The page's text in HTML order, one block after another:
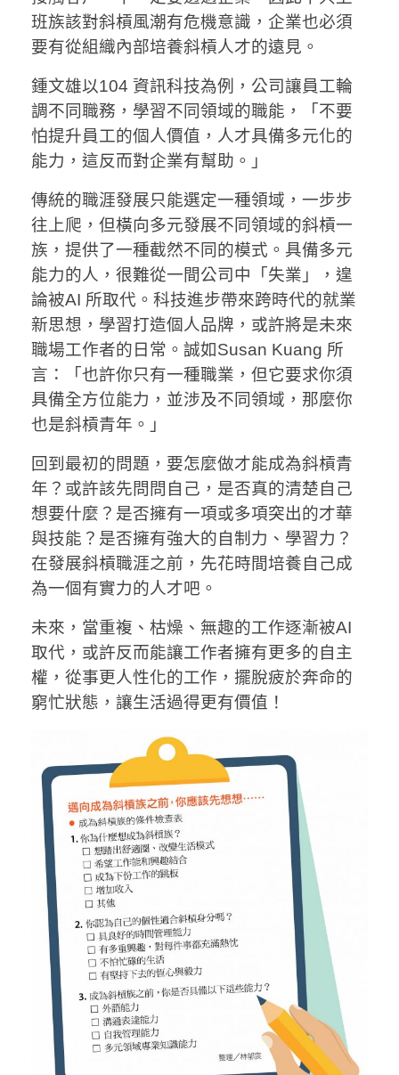
班族該對斜槓風潮有危機意識，企業也必須
要有從組織內部培養斜槓人才的遠見。
鍾文雄以104 資訊科技為例，公司讓員工輪
調不同職務，學習不同領域的職能，「不要
怕提升員工的個人價值，人才具備多元化的
能力，這反而對企業有幫助。」
傳統的職涯發展只能選定一種領域，一步步
往上爬，但橫向多元發展不同領域的斜槓一
族，提供了一種截然不同的模式。具備多元
能力的人，很難從一間公司中「失業」，遑
論被AI 所取代。科技進步帶來跨時代的就業
新思想，學習打造個人品牌，或許將是未來
職場工作者的日常。誠如Susan Kuang 所
言：「也許你只有一種職業，但它要求你須
具備全方位能力，並涉及不同領域，那麼你
也是斜槓青年。」
回到最初的問題，要怎麼做才能成為斜槓青
年？或許該先問問自己，是否真的清楚自己
想要什麼？是否擁有一項或多項突出的才華
與技能？是否擁有強大的自制力、學習力？
在發展斜槓職涯之前，先花時間培養自己成
為一個有實力的人才吧。
未來，當重複、枯燥、無趣的工作逐漸被AI
取代，或許反而能讓工作者擁有更多的自主
權，從事更人性化的工作，擺脫疲於奔命的
窮忙狀態，讓生活過得更有價值！